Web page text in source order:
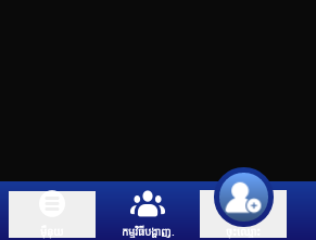
កម្មវិធីបង្ហាញ.